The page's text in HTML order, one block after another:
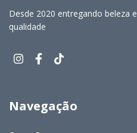
Desde 2020 entregando beleza
qualidade
Navegação